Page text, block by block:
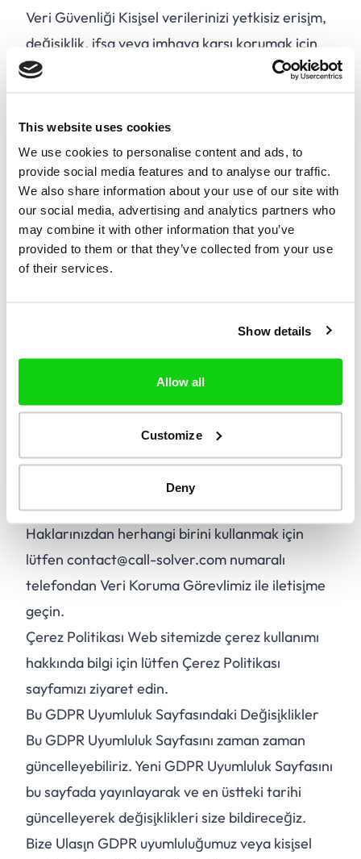
This website uses cookies
We use cookies to personalise content and ads, to
provide social media features and to analyse our traffic.
We also share information about your use of our site with
our social media, advertising and analytics partners who
may combine it with other information that you’ve
provided to them or that they’ve collected from your use
of their services.
Show details
Allow all
Customize
Deny
Veri Güvenliği Kişisel verilerinizi yetkisiz erişim,
değişiklik, ifşa veya imhaya karşı korumak için
uygun teknik ve organizasyonel önlemleri
Veri Paylaşımı Kişisel verilerinizi GDPR uyarınca
üçüncü taraf hizmet sağlayıcılarla, ortaklarla
veya yetkililerle paylaşabiliriz. Kişisel verilerinizi
pazarlama amacıyla üçüncü taraflara satmıyor
veya kiralamıyoruz.
Haklarınız GDPR kapsamında aşağıdaki haklara
sahipsiniz:
Yanlış veya eksik kişisel verileri düzeltme.
Kişisel verilerinizin işlenmesini kısıtlama.
E.Kişisel verilerinizin işlenmesine itiraz etme.
Veri taşınabilirliği.
G.Geçerli olduğu durumlarda işleme iznini geri
H.Bir denetim makamına şikayette bulunma.
Haklarınızdan herhangi birini kullanmak için
lütfen contact@call-solver.com numaralı
telefondan Veri Koruma Görevlimiz ile iletişime
geçin.
Çerez Politikası Web sitemizde çerez kullanımı
hakkında bilgi için lütfen Çerez Politikası
sayfamızı ziyaret edin.
Bu GDPR Uyumluluk Sayfasındaki Değişiklikler
Bu GDPR Uyumluluk Sayfasını zaman zaman
güncelleyebiliriz. Yeni GDPR Uyumluluk Sayfasını
bu sayfada yayınlayarak ve en üstteki tarihi
güncelleyerek değişiklikleri size bildireceğiz.
Bize Ulaşın GDPR uyumluluğumuz veya kişisel